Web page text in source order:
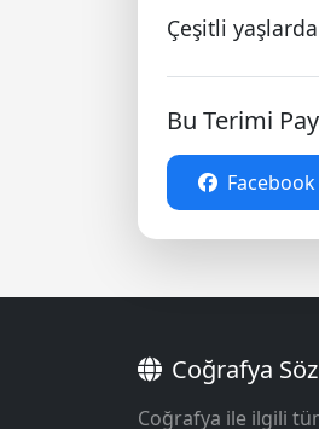
Çeşitli
Bu Terimi
Facebook
Coğrafya
Coğrafya ile ilgili